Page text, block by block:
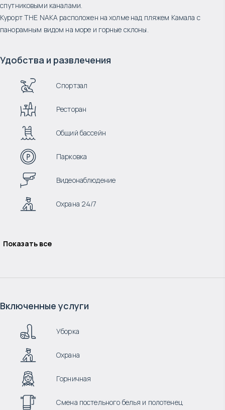
спутниковыми каналами.
Курорт THE NAKA расположен на холме над пляжем Камала с
панорамным видом на море и горные склоны.
Удобства и развлечения
Спортзал
Ресторан
Общий бассейн
Парковка
Видеонаблюдение
Охрана 24/7
Показать все
Включенные услуги
Уборка
Охрана
Горничная
Смена постельного белья и полотенец